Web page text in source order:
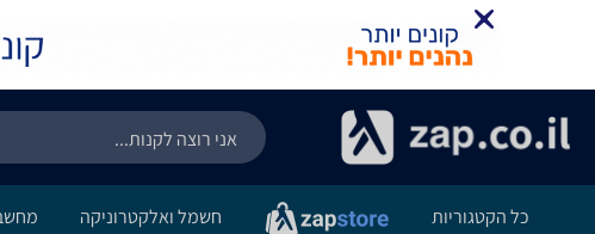
כל הקטגוריות חשמל ואלקטרוניקה